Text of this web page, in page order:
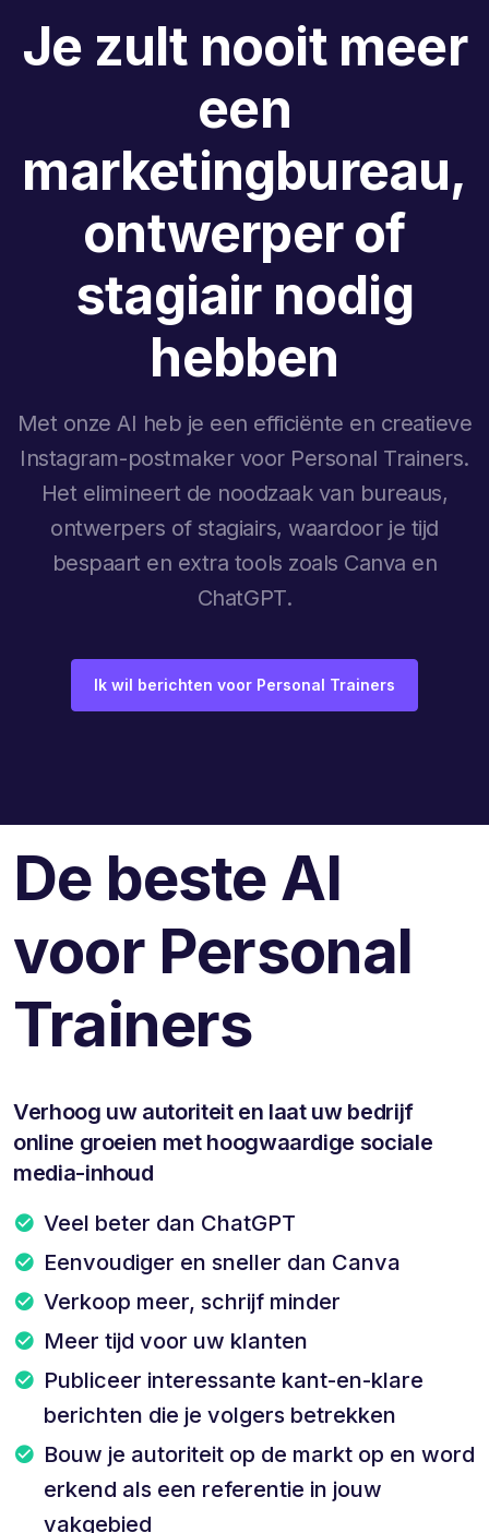
Je zult nooit meer
een
marketingbureau,
ontwerper of
stagiair nodig
hebben
Met onze AI heb je een efficiënte en creatieve
Instagram-postmaker voor Personal Trainers.
Het elimineert de noodzaak van bureaus,
ontwerpers of stagiairs, waardoor je tijd
bespaart en extra tools zoals Canva en
ChatGPT.
Ik wil berichten voor Personal Trainers
De beste AI
voor Personal
Trainers
Verhoog uw autoriteit en laat uw bedrijf
online groeien met hoogwaardige sociale
media-inhoud
Veel beter dan ChatGPT
Eenvoudiger en sneller dan Canva
Verkoop meer, schrijf minder
Meer tijd voor uw klanten
Publiceer interessante kant-en-klare
berichten die je volgers betrekken
Bouw je autoriteit op de markt op en word
erkend als een referentie in jouw
vakgebied